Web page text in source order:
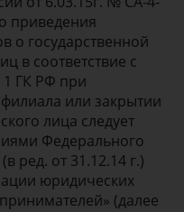
приведения
о государственной
в соответствие с
ГК РФ при
или закрытии
лица следует
Федерального
ред. от 31.12.14 г.)
юридических
(далее